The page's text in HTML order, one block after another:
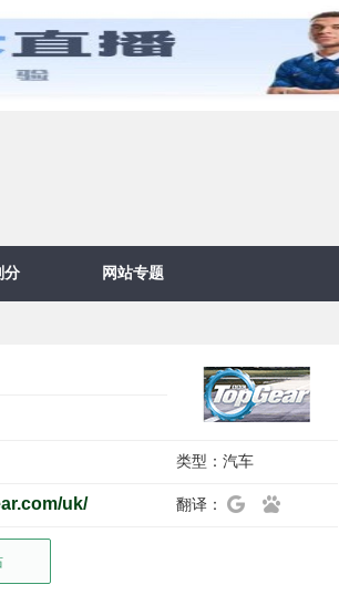
分 网站专题
类型： 汽车
uk/ 翻译：